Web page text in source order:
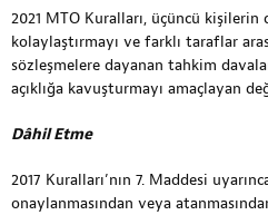
2021 MTO Kuralları, üçüncü
kolaylaştırmayı ve farklı taraflar
sözleşmelere dayanan tahkim
açıklığa kavuşturmayı amaçlayan
Dâhil Etme
2017 Kuralları’nın 7. Maddesi
onaylanmasından veya